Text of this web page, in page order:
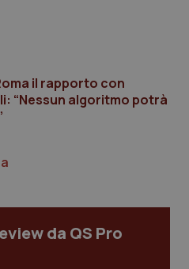
il rapporto con
“Nessun algoritmo potrà
da QS Pro